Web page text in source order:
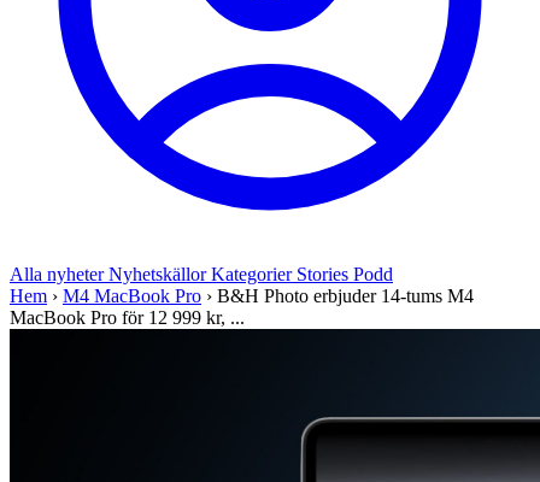
Alla nyheterNyhetskällorKategorier Stories Podd
Hem › M4 MacBook Pro › B&H Photo erbjuder 14-tums M4
MacBook Pro för 12 999 kr, ...